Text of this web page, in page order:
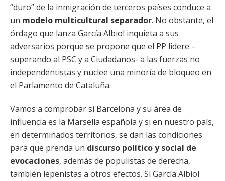
“duro” de la inmigración de terceros países conduce a
un modelo multicultural separador. No obstante, el
órdago que lanza García Albiol inquieta a sus
adversarios porque se propone que el PP lidere –
superando al PSC y a Ciudadanos- a las fuerzas no
independentistas y nuclee una minoría de bloqueo en
el Parlamento de Cataluña.
Vamos a comprobar si Barcelona y su área de
influencia es la Marsella española y si en nuestro país,
en determinados territorios, se dan las condiciones
para que prenda un discurso político y social de
evocaciones, además de populistas de derecha,
también lepenistas a otros efectos. Si García Albiol